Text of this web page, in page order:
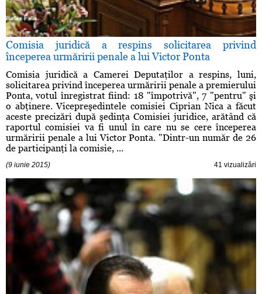
Comisia juridică a respins solicitarea privind
începerea urmăririi penale a lui Victor Ponta
Comisia juridică a Camerei Deputaţilor a respins, luni,
solicitarea privind începerea urmăririi penale a premierului
Ponta, votul înregistrat fiind: 18 "împotrivă", 7 "pentru" şi
o abţinere. Vicepreşedintele comisiei Ciprian Nica a făcut
aceste precizări după şedinţa Comisiei juridice, arătând că
raportul comisiei va fi unul în care nu se cere începerea
urmăririi penale a lui Victor Ponta. "Dintr-un număr de 26
de participanţi la comisie, ...
(9 iunie 2015) 41 vizualizări